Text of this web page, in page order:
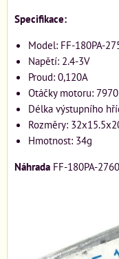
Specifikace:
Model: FF-180PA-
Napětí: 2.4-3V
Proud: 0,120A
Otáčky motoru:
Délka výstupního
Rozměry:
Hmotnost: 34g
Náhrada FF-180PA-